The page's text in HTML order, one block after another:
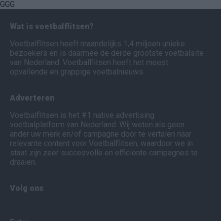
GGG
Wat is voetbalflitsen?
Voetbalflitsen heeft maandelijks 1,4 miljoen unieke
bezoekers en is daarmee de derde grootste voetbalsite
van Nederland. Voetbalflitsen heeft het meest
opvallende en grappige voetbalnieuws.
Adverteren
Voetbalflitsen is het #1 native advertising
voetbalplatform van Nederland. Wij weten als geen
ander uw merk en/of campagne door te vertalen naar
relevante content voor Voetbalflitsen, waardoor we in
staat zijn zeer succesvolle en efficiënte campagnes te
draaien.
Volg ons